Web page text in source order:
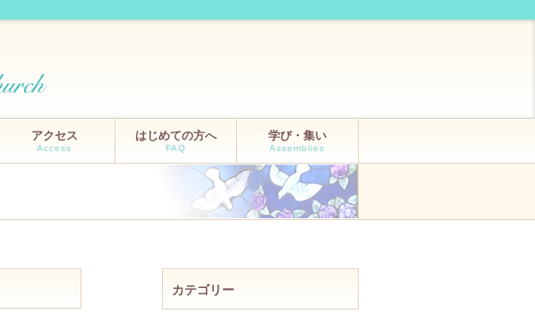
アクセス
Access
はじめての方へ
FAQ
学び・集い
Assemblies
カテゴリー